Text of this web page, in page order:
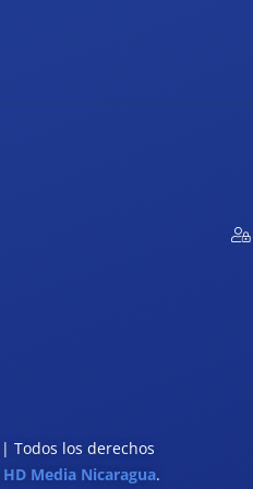
| Todos los derechos
HD Media Nicaragua.